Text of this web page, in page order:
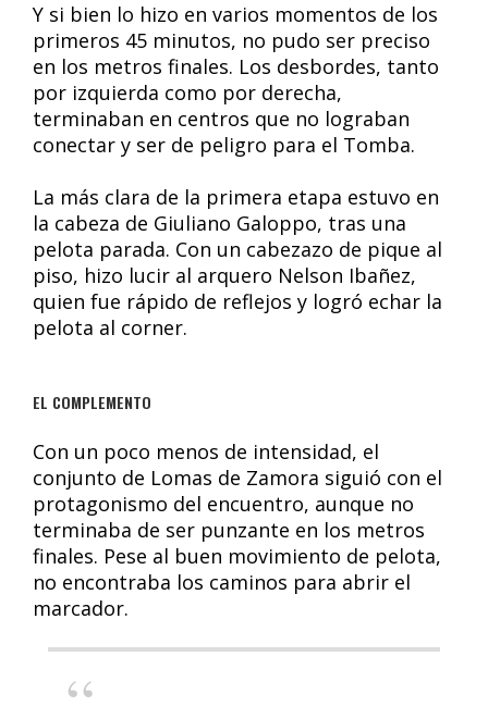
Y si bien lo hizo en varios momentos de los
primeros 45 minutos, no pudo ser preciso
en los metros finales. Los desbordes, tanto
por izquierda como por derecha,
terminaban en centros que no lograban
conectar y ser de peligro para el Tomba.
La más clara de la primera etapa estuvo en
la cabeza de Giuliano Galoppo, tras una
pelota parada. Con un cabezazo de pique al
piso, hizo lucir al arquero Nelson Ibañez,
quien fue rápido de reflejos y logró echar la
pelota al corner.
EL COMPLEMENTO
Con un poco menos de intensidad, el
conjunto de Lomas de Zamora siguió con el
protagonismo del encuentro, aunque no
terminaba de ser punzante en los metros
finales. Pese al buen movimiento de pelota,
no encontraba los caminos para abrir el
marcador.